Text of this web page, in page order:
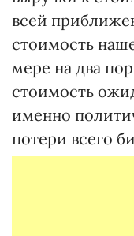
всей
стоимость
мере на два
стоимость
именно
потери всего